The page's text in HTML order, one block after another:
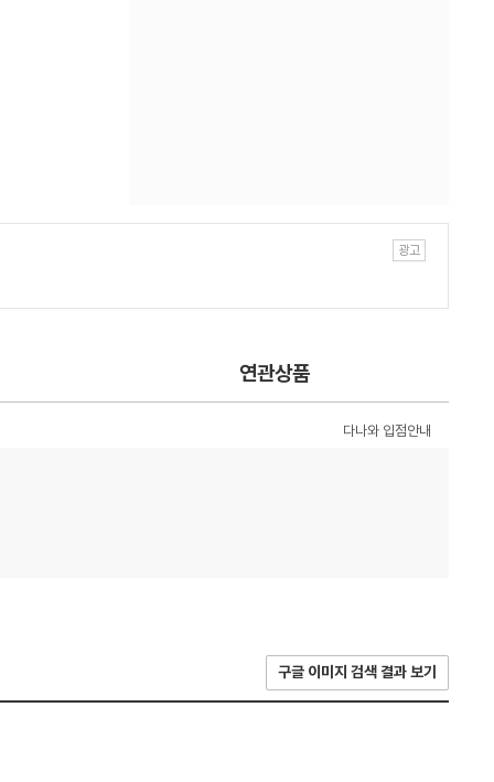
연관상품
다나와 입점안내
구글 이미지 검색 결과 보기